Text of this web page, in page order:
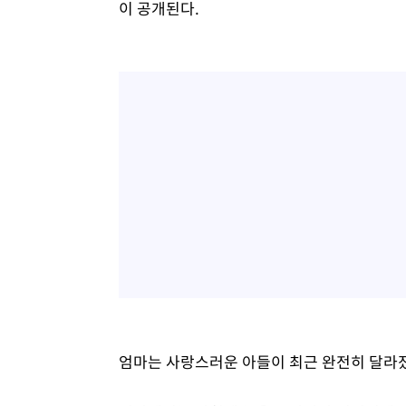
이 공개된다.
엄마는 사랑스러운 아들이 최근 완전히 달라